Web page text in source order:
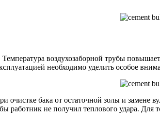
воздухозаборной трубы
необходимо уделить особое
бака от остаточной золы и замене
работник не получил теплового удара.